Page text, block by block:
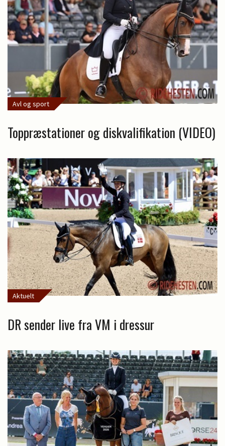
Avl og sport
Toppræstationer og diskvalifikation (VIDEO)
Aktuelt
DR sender live fra VM i dressur